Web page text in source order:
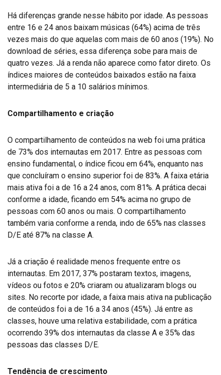
Há diferenças grande nesse hábito por idade. As pessoas
entre 16 e 24 anos baixam músicas (64%) acima de três
vezes mais do que aquelas com mais de 60 anos (19%). No
download de séries, essa diferença sobe para mais de
quatro vezes. Já a renda não aparece como fator direto. Os
índices maiores de conteúdos baixados estão na faixa
intermediária de 5 a 10 salários mínimos.
Compartilhamento e criação
O compartilhamento de conteúdos na web foi uma prática
de 73% dos internautas em 2017. Entre as pessoas com
ensino fundamental, o índice ficou em 64%, enquanto nas
que concluíram o ensino superior foi de 83%. A faixa etária
mais ativa foi a de 16 a 24 anos, com 81%. A prática decai
conforme a idade, ficando em 54% acima no grupo de
pessoas com 60 anos ou mais. O compartilhamento
também varia conforme a renda, indo de 65% nas classes
D/E até 87% na classe A.
Já a criação é realidade menos frequente entre os
internautas. Em 2017, 37% postaram textos, imagens,
vídeos ou fotos e 20% criaram ou atualizaram blogs ou
sites. No recorte por idade, a faixa mais ativa na publicação
de conteúdos foi a de 16 a 34 anos (45%). Já entre as
classes, houve uma relativa estabilidade, com a prática
ocorrendo 39% dos internautas da classe A e 35% das
pessoas das classes D/E.
Tendência de crescimento